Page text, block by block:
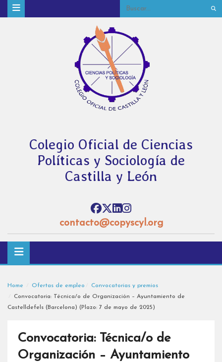
Colegio Oficial de Ciencias
Políticas y Sociología de
Castilla y León
contacto@copyscyl.org
Home Ofertas de empleo
Convocatorias y premios
Convocatoria: Técnica/o de Organización – Ayuntamiento de
Castelldefels (Barcelona) (Plazo: 7 de mayo de 2025)
Convocatoria: Técnica/o de
Organización – Ayuntamiento